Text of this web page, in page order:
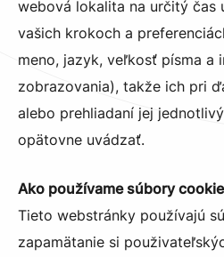
webová lokalita na určitý čas
vašich krokoch a
meno, jazyk, veľkosť písma a
zobrazovania), takže ich pri
alebo prehliadaní jej
opätovne uvádzať.
Ako používame súbory
Tieto webstránky používajú
zapamätanie si